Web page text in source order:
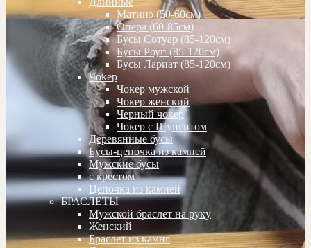
Матинэ (50-60см)
Опера (60-85см)
Бусы Сотуар (85-120см)
Бусы Роуп (85-120см)
Бусы Лариат (85-120см)
Чокер
Чокер мужской
Чокер женский
Черный чокер
Чокер с Шунгитом
Деревянные бусы
Бусы-цепочка из камней
Мужские бусы
с крестом
Цепочка из камней
БРАСЛЕТЫ
Мужской браслет на руку
Женский
Браслет из камня